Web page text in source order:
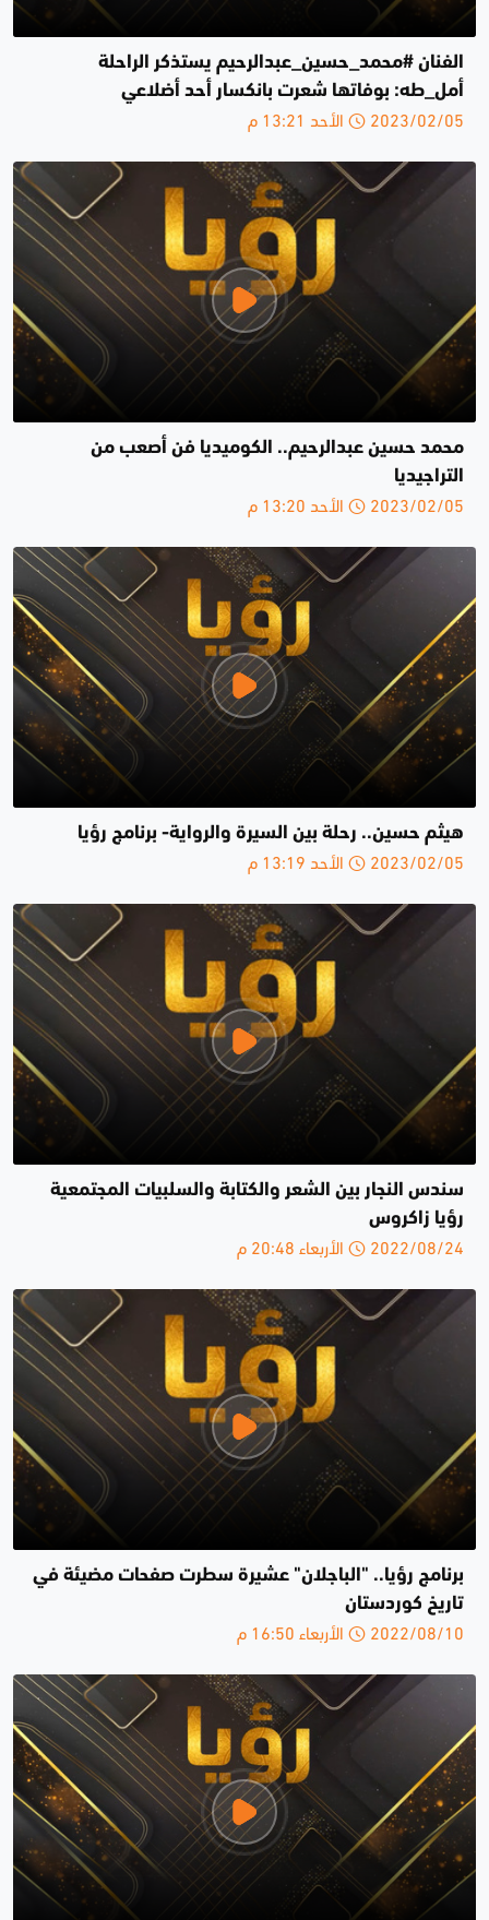
الفنان #محمد_حسين_عبدالرحيم يستذكر الراحلة
أمل_طه: بوفاتها شعرت بانكسار أحد أضلاعي
2023/02/05 الأحد 13:21 م
محمد حسين عبدالرحيم.. الكوميديا فن أصعب من
التراجيديا
2023/02/05 الأحد 13:20 م
هيثم حسين.. رحلة بين السيرة والرواية- برنامج رؤيا
2023/02/05 الأحد 13:19 م
سندس النجار بين الشعر والكتابة والسلبيات المجتمعية
رؤيا زاكروس
2022/08/24 الأربعاء 20:48 م
برنامج رؤيا.. "الباجلان" عشيرة سطرت صفحات مضيئة في
تاريخ كوردستان
2022/08/10 الأربعاء 16:50 م